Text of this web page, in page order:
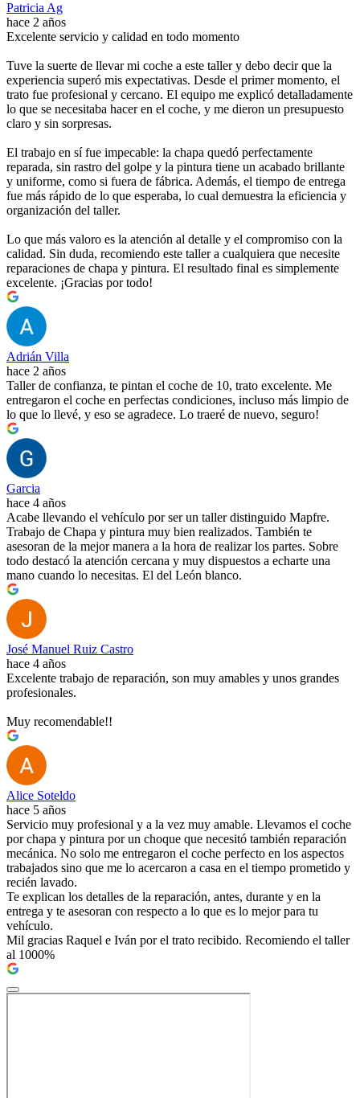
Patricia Ag
hace 2 años
Excelente servicio y calidad en todo momento
Tuve la suerte de llevar mi coche a este taller y debo decir que la
experiencia superó mis expectativas. Desde el primer momento, el
trato fue profesional y cercano. El equipo me explicó detalladamente
lo que se necesitaba hacer en el coche, y me dieron un presupuesto
claro y sin sorpresas.
El trabajo en sí fue impecable: la chapa quedó perfectamente
reparada, sin rastro del golpe y la pintura tiene un acabado brillante
y uniforme, como si fuera de fábrica. Además, el tiempo de entrega
fue más rápido de lo que esperaba, lo cual demuestra la eficiencia y
organización del taller.
Lo que más valoro es la atención al detalle y el compromiso con la
calidad. Sin duda, recomiendo este taller a cualquiera que necesite
reparaciones de chapa y pintura. El resultado final es simplemente
excelente. ¡Gracias por todo!
Adrián Villa
hace 2 años
Taller de confianza, te pintan el coche de 10, trato excelente. Me
entregaron el coche en perfectas condiciones, incluso más limpio de
lo que lo llevé, y eso se agradece. Lo traeré de nuevo, seguro!
Garcia
hace 4 años
Acabe llevando el vehículo por ser un taller distinguido Mapfre.
Trabajo de Chapa y pintura muy bien realizados. También te
asesoran de la mejor manera a la hora de realizar los partes. Sobre
todo destacó la atención cercana y muy dispuestos a echarte una
mano cuando lo necesitas. El del León blanco.
José Manuel Ruiz Castro
hace 4 años
Excelente trabajo de reparación, son muy amables y unos grandes
profesionales.
Muy recomendable!!
Alice Soteldo
hace 5 años
Servicio muy profesional y a la vez muy amable. Llevamos el coche
por chapa y pintura por un choque que necesitó también reparación
mecánica. No solo me entregaron el coche perfecto en los aspectos
trabajados sino que me lo acercaron a casa en el tiempo prometido y
recién lavado.
Te explican los detalles de la reparación, antes, durante y en la
entrega y te asesoran con respecto a lo que es lo mejor para tu
vehículo.
Mil gracias Raquel e Iván por el trato recibido. Recomiendo el taller
al 1000%